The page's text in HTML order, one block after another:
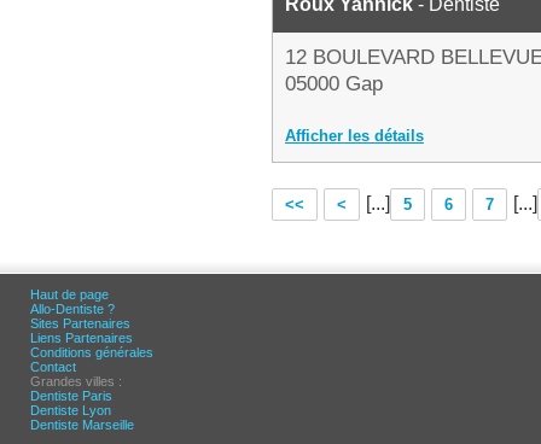
Roux Yannick - Dentiste
12 BOULEVARD
05000 Gap
Afficher les détails
<< < [...] 5 6 7 [...]
Haut de page
Allo-Dentiste ?
Sites Partenaires
Liens Partenaires
Conditions générales
Contact
Grandes villes :
Dentiste Paris
Dentiste Lyon
Dentiste Marseille